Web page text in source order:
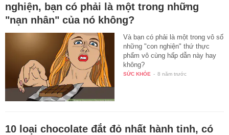
nghiện, bạn có phải là một trong những
"nạn nhân" của nó không?
Và bạn có phải là một trong vô số
những "con nghiện" thứ thực
phẩm vô cùng hấp dẫn này hay
không?
SỨC KHỎE - 8 năm trước
10 loại chocolate đắt đỏ nhất hành tinh, có